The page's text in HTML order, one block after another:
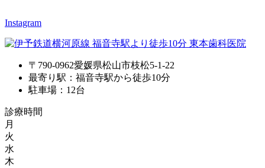
Instagram
〒790-0962愛媛県松山市枝松5-1-22
最寄り駅：福音寺駅から徒歩10分
駐車場：12台
診療時間
月
火
水
木